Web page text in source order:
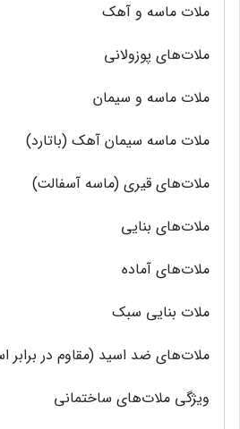
ملات ماسه و آهك
ملات‌های پوزولانی
ملات ماسه و سیمان
ملات ماسه سیمان آهک (باتارد)
ملات‌های قیری (ماسه آسفالت)
ملات‌های بنایی
ملات‌های آماده
ملات بنایی سبک
ملات‌های ضد اسید (مقاوم در برابر
ویژگی ملات‌های ساختمانی